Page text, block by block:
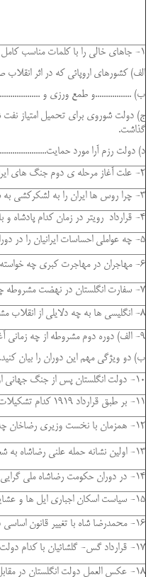
1- جاهای خالی را با کلمات مناسب کامل کنید.
الف) کشورهای اروپائی که در اثر انقلاب
ب) .................و طمع ورزی و
ج) دولت شوروی برای تحمیل امتیاز
گذاشت.
د) دولت رزم آرا مورد
2- علت آغاز مرحله ی دوم جنگ های ایران و روسیه را بیان کنید.
3- چرا روس ها ایران را به لشکرکشی به سوی هرات تشویق می کردند.
4- قرارداد رویتر در زمان کدام پادشاه و با تلاش و همکاری چه کسانی بسته شد.
5- چه عواملی احساسات ایرانیان را در دوران حکومت قاجاریه جریحه دار کرد.
6- مهاجران در مهاجرت کبری چه خواسته هایی داشتند.
7- سفارت انگلستان در نهضت مشروطه چگونه از سنت بست نشینی به سود منافع آن کشور استفاده کرد؟
8- انگلیسی ها به چه دلایلی از انقلاب مشروطه حمایت می کردند.
9- الف) دوره دوم مشروطه از چه زمانی آغاز شد.
ب) دو ویژگی مهم این دوران را بیان کنید.
10- دولت انگلستان پس از جنگ جهانی اول چه سیاست های در منطقه خاورمیانه دنبال می کرد.
11- بر طبق قرارداد 1919 کدام تشکیلات دولت ایران در اختیار انگلستان قرار گرفت.
12- همزمان با نخست وزیری رضاخان چه تحولی در ترکیه بوقوع پیوست؟ این واقعه چه تاثیری در ایران داشت؟
13- اولین نشانه حمله علنی رضاشاه به شعایر و ارزش های مذهبی در کدام واقعه بود توضیح دهید؟
14- در دوران حکومت رضاشاه ملی گرایی افراطی با چه هدفی شدت گرفت؟
15- سیاست اسکان اجباری ایل ها و عشایر( تخته قاپو) با چه هدفی توسط رضاشاه شکل گرفت؟
16- محمدرضا شاه با تغییر قانون اساسی در پنجم اسفند 1327 چه اختیاراتی بدست آورد؟
17- قرارداد گس- گلشائیان با کدام دولت و در چه زمینه بسته شد.
18- عکس العمل دولت انگلستان در مقابل اقدامات دکتر مصدق در دوره اول نخست وزیری را بیان کنید( دو مورد را ذکر کنید)